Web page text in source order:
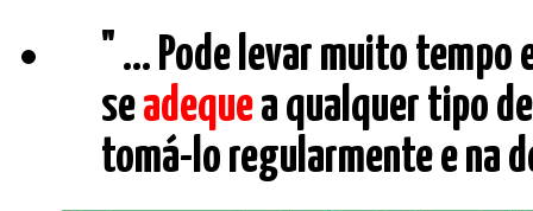
" ... Pode levar muito tempo
seadequea qualquer tipo
tomá-lo regularmente e na